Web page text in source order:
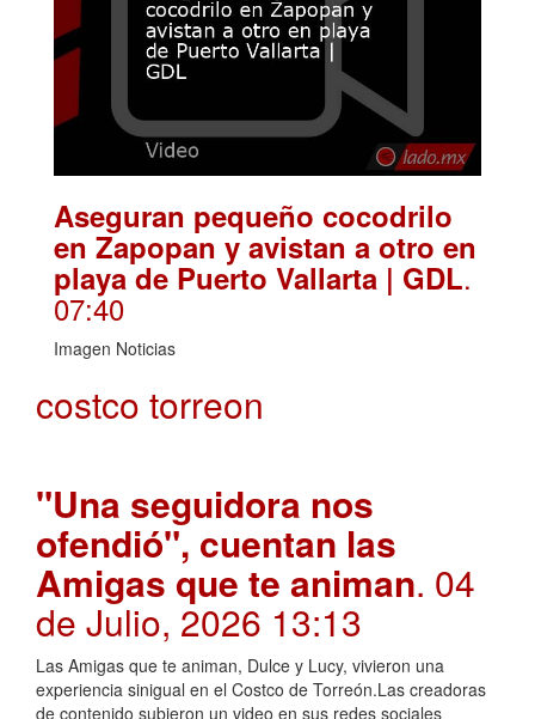
Aseguran pequeño cocodrilo
en Zapopan y avistan a otro en
playa de Puerto Vallarta | GDL.
07:40
Imagen Noticias
costco torreon
"Una seguidora nos
ofendió", cuentan las
Amigas que te animan. 04
de Julio, 2026 13:13
Las Amigas que te animan, Dulce y Lucy, vivieron una
experiencia sinigual en el Costco de Torreón.Las creadoras
de contenido subieron un video en sus redes sociales